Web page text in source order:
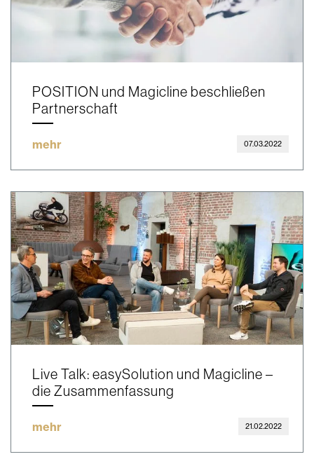
POSITION und Magicline beschließen
Partnerschaft
mehr 07.03.2022
Live Talk: easySolution und Magicline –
die Zusammenfassung
mehr 21.02.2022